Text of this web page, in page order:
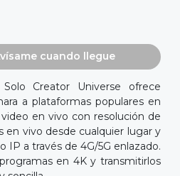
cuando llegue
Creator Universe ofrece
a plataformas populares en
en vivo con resolución de
en vivo desde cualquier lugar y
IP a través de 4G/5G enlazado.
en 4K y transmitirlos